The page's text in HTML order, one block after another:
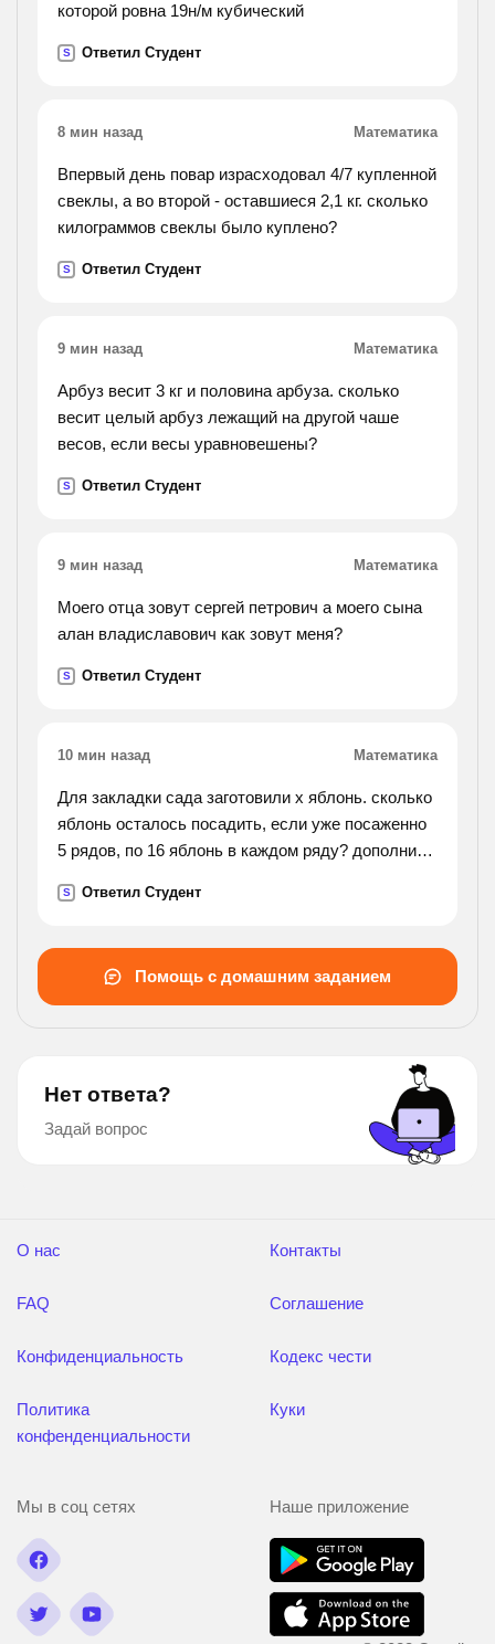
которой ровна 19н/м кубический
S Ответил Студент
8 мин назад Математика
Впервый день повар израсходовал 4/7 купленной
свеклы, а во второй - оставшиеся 2,1 кг. сколько
килограммов свеклы было куплено?
S Ответил Студент
9 мин назад Математика
Арбуз весит 3 кг и половина арбуза. сколько
весит целый арбуз лежащий на другой чаше
весов, если весы уравновешены?
S Ответил Студент
9 мин назад Математика
Моего отца зовут сергей петрович а моего сына
алан владиславович как зовут меня?
S Ответил Студент
10 мин назад Математика
Для закладки сада заготовили x яблонь. сколько
яблонь осталось посадить, если уже посаженно
5 рядов, по 16 яблонь в каждом ряду? дополни
S Ответил Студент
Помощь с домашним заданием
Нет ответа?
Задай вопрос
О нас
FAQ
Конфиденциальность
Политика
конфенденциальности
Контакты
Соглашение
Кодекс чести
Куки
Мы в соц сетях Наше приложение